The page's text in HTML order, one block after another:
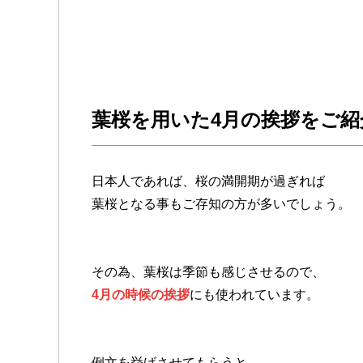
葉桜を用いた4月の挨拶をご
日本人であれば、桜の満開期が過ぎれば
葉桜となる事もご存知の方が多いでしょう。
その為、葉桜は季節も感じさせるので、
4月の時候の挨拶にも使われています。